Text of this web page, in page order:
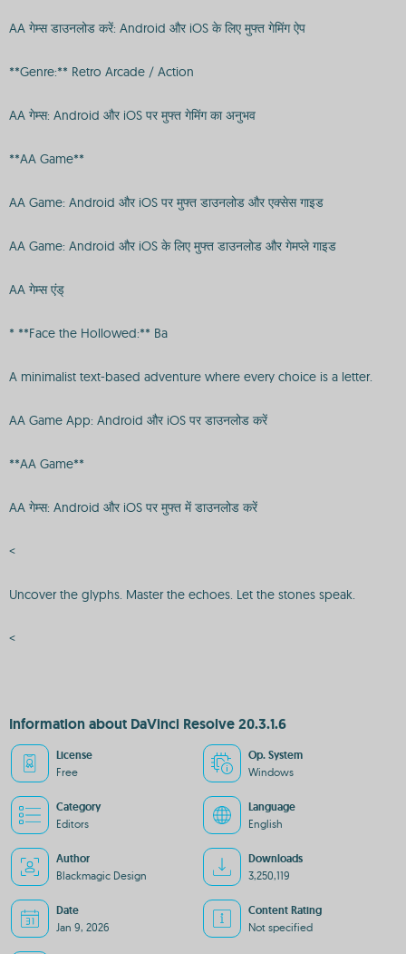
AA गेम्स डाउनलोड करें: Android और iOS के लिए मुफ्त गेमिंग ऐप
**Genre:** Retro Arcade / Action
AA गेम्स: Android और iOS पर मुफ्त गेमिंग का अनुभव
**AA Game**
AA Game: Android और iOS पर मुफ्त डाउनलोड और एक्सेस गाइड
AA Game: Android और iOS के लिए मुफ्त डाउनलोड और गेमप्ले गाइड
AA गेम्स एंड्
* **Face the Hollowed:** Ba
A minimalist text-based adventure where every choice is a letter.
AA Game App: Android और iOS पर डाउनलोड करें
**AA Game**
AA गेम्स: Android और iOS पर मुफ्त में डाउनलोड करें
<
Uncover the glyphs. Master the echoes. Let the stones speak.
<
Information about DaVinci Resolve 20.3.1.6
License
Free
Op. System
Windows
Category
Editors
Language
English
Author
Blackmagic Design
Downloads
3,250,119
Date
Jan 9, 2026
Content Rating
Not specified